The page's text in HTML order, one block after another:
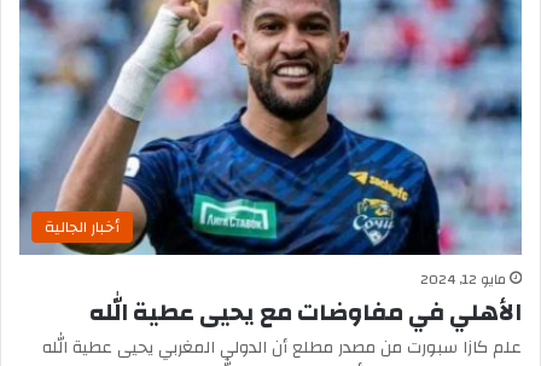
أخبار الجالية
مايو 12, 2024
الأهلي في مفاوضات مع يحيى عطية الله
علم كازا سبورت من مصدر مطلع أن الدولي المغربي يحيى عطية الله